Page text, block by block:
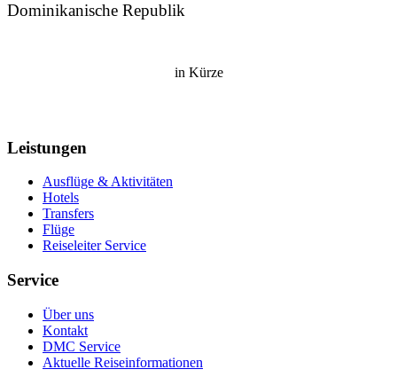
Dominikanische Republik
in Kürze
Leistungen
Ausflüge & Aktivitäten
Hotels
Transfers
Flüge
Reiseleiter Service
Service
Über uns
Kontakt
DMC Service
Aktuelle Reiseinformationen